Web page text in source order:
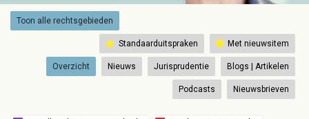
Toon alle rechtsgebieden
Standaarduitspraken Met nieuwsitem
Overzicht Nieuws Jurisprudentie Blogs | Artikelen
Podcasts Nieuwsbrieven